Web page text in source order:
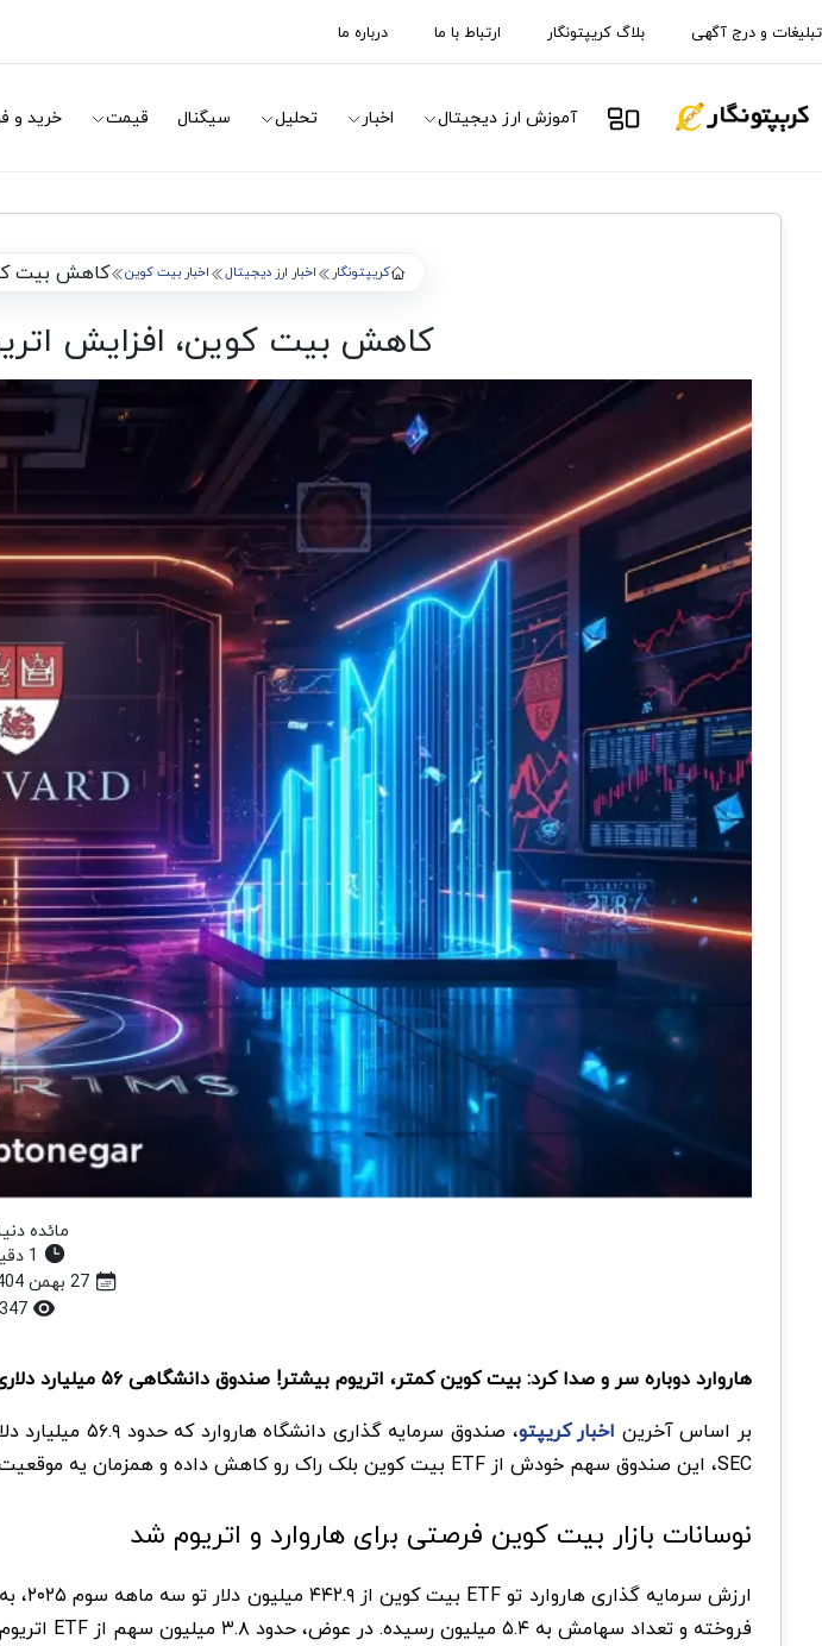
تبلیغات و درج آگهی بلاگ کریپتونگار ارتباط با ما درباره ما
آموزش ارز دیجیتال اخبار تحلیل سیگنال قیمت خرید و
کریپتونگار اخبار ارز دیجیتال اخبار بیت کوین کاهش بیت
کاهش بیت کوین، افزایش
مائده
27 بهمن 1404 - 23:08
هاروارد دوباره سر و صدا کرد: بیت کوین کمتر، اتریوم بیشتر! صندوق دانشگاهی ۵۶ میلیارد دلاری با این حرکت همه نگاه ها رو به خودش جلب کرد.
بر اساس آخرین اخبار کریپتو
، صندوق
SEC، این صندوق سهم خودش از ETF بیت کوین بلک راک رو کاهش داده و همزمان یه موقعیت جدید تو ETF اتریوم بلک راک باز کرده.
نوسانات بازار بیت کوین فرصتی برای هاروارد و اتریوم شد
فروخته و تعداد سهامش به ۵.۴ میلیون رسیده. در عوض، حدود ۳.۸ میلیون سهم از ETF اتریوم خریده که ارزشش حدود ۸۷ میلیون دلار بوده.